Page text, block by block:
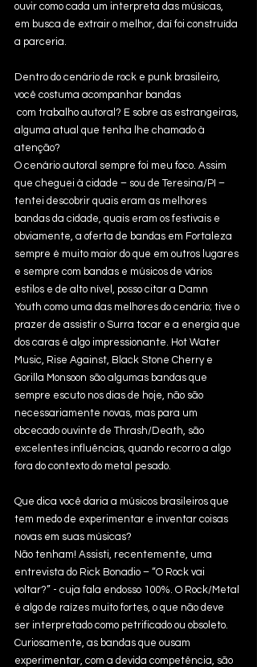
ouvir como cada um interpreta das músicas,
em busca de extrair o melhor, daí foi construída
a parceria.
Dentro do cenário de rock e punk brasileiro,
você costuma acompanhar bandas
alguma atual que tenha lhe chamado à
atenção?
O cenário autoral sempre foi meu foco. Assim
que cheguei à cidade – sou de Teresina/PI –
tentei descobrir quais eram as melhores
bandas da cidade, quais eram os festivais e
obviamente, a oferta de bandas em Fortaleza
sempre é muito maior do que em outros lugares
e sempre com bandas e músicos de vários
estilos e de alto nível, posso citar a Damn
Youth como uma das melhores do cenário; tive o
prazer de assistir o Surra tocar e a energia que
dos caras é algo impressionante. Hot Water
Music, Rise Against, Black Stone Cherry e
Gorilla Monsoon são algumas bandas que
sempre escuto nos dias de hoje, não são
necessariamente novas, mas para um
obcecado ouvinte de Thrash/Death, são
excelentes influências, quando recorro a algo
fora do contexto do metal pesado.
Que dica você daria a músicos brasileiros que
tem medo de experimentar e inventar coisas
novas em suas músicas?
Não tenham! Assisti, recentemente, uma
entrevista do Rick Bonadio – “O Rock vai
voltar?” - cuja fala endosso 100%. O Rock/Metal
é algo de raízes muito fortes, o que não deve
ser interpretado como petrificado ou obsoleto.
Curiosamente, as bandas que ousam
experimentar, com a devida competência, são